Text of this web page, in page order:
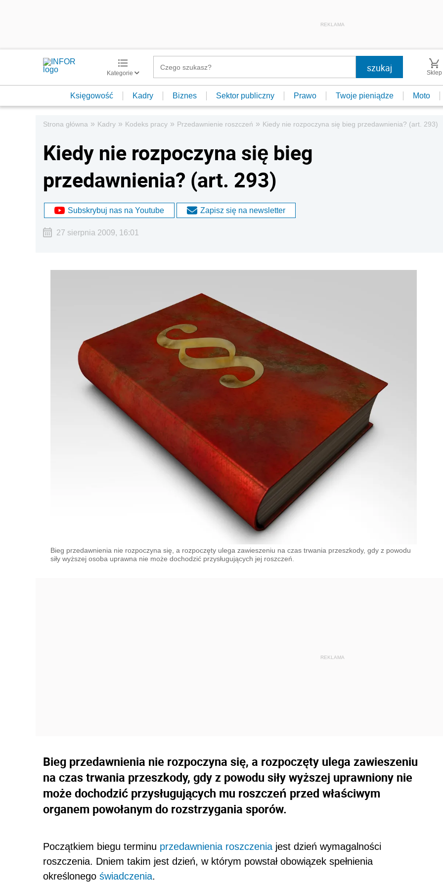
REKLAMA
Kategorie Sklep
Księgowość Kadry Biznes Sektor publiczny Prawo Twoje pieniądze Moto
Strona główna » Kadry » Kodeks pracy » Przedawnienie roszczeń » Kiedy nie rozpoczyna się bieg przedawnienia? (art. 293)
Kiedy nie rozpoczyna się bieg
przedawnienia? (art. 293)
Subskrybuj nas na Youtube Zapisz się na newsletter
27 sierpnia 2009, 16:01
Bieg przedawnienia nie rozpoczyna się, a rozpoczęty ulega zawieszeniu na czas trwania przeszkody, gdy z powodu
siły wyższej osoba uprawna nie może dochodzić przysługujących jej roszczeń.
Bieg przedawnienia nie rozpoczyna się, a rozpoczęty ulega zawieszeniu
na czas trwania przeszkody, gdy z powodu siły wyższej uprawniony nie
może dochodzić przysługujących mu roszczeń przed właściwym
organem powołanym do rozstrzygania sporów.
Początkiem biegu terminu przedawnienia roszczeniajest dzień wymagalności
roszczenia. Dniem takim jest dzień, w którym powstał obowiązek spełnienia
określonego świadczenia.